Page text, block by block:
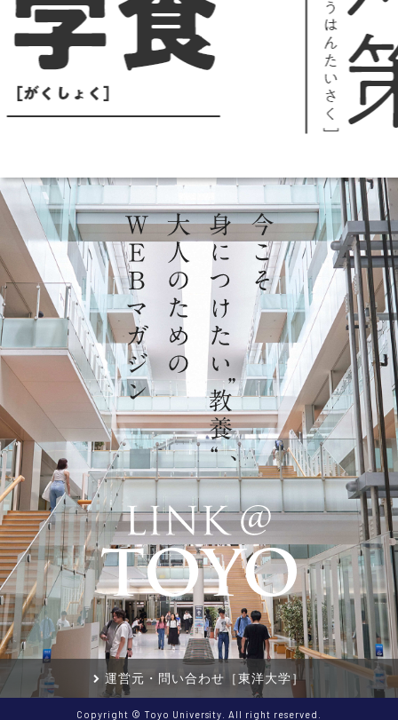
運営元・問い合わせ［東洋大学］
Copyright © Toyo University. All right reserved.